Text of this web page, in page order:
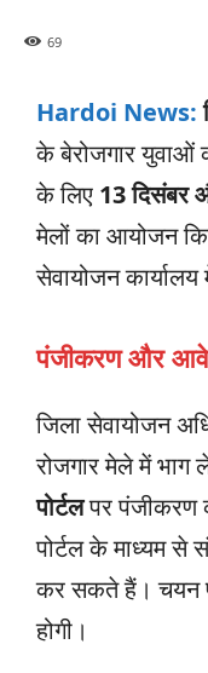
69
Hardoi News:
के बेरोजगार युवाओं
के लिए 13 दिसंबर
मेलों का आयोजन
सेवायोजन
पंजीकरण और
जिला सेवायोजन
रोजगार मेले में भाग
पोर्टलपर पंजीकरण
पोर्टल के माध्यम
कर सकते हैं। चयन
होगी।